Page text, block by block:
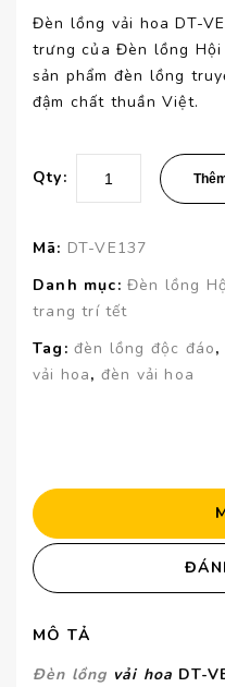
Đèn lồng vải hoa DT-
trưng của Đèn lồng
sản phẩm đèn lồng
đậm chất thuần Việt.
Qty:
Mã: DT-VE137
Danh mục: Đèn lồng
trang trí tết
Tag: đèn lồng độc đáo,
vải hoa, đèn vải hoa
MÔ TẢ
Đèn lồng vải hoa DT-